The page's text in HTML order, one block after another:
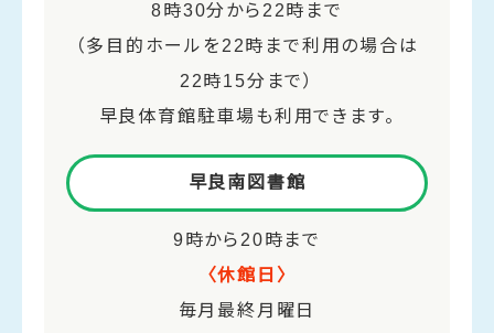
8時30分から22時まで
（多目的ホールを22時まで利用の場合は
22時15分まで）
早良体育館駐車場も利用できます。
早良南図書館
9時から20時まで
〈休館日〉
毎月最終月曜日